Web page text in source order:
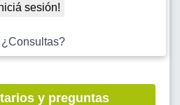
sesión!
y preguntas